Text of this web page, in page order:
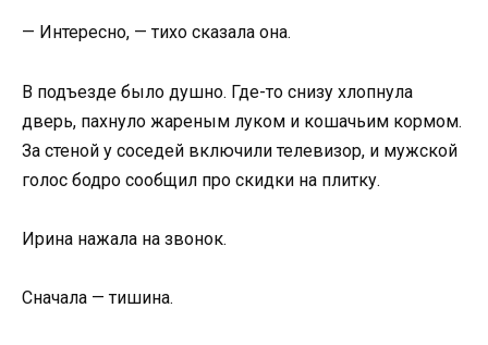
— Интересно, — тихо сказала она.
В подъезде было душно. Где-то снизу хлопнула
дверь, пахнуло жареным луком и кошачьим кормом.
За стеной у соседей включили телевизор, и мужской
голос бодро сообщил про скидки на плитку.
Ирина нажала на звонок.
Сначала — тишина.